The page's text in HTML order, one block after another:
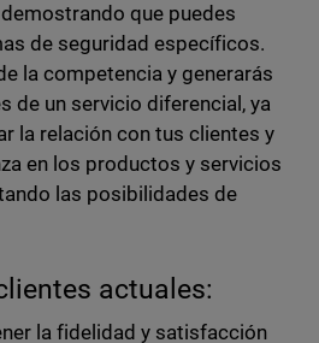
que puedes
de seguridad específicos.
la competencia y generarás
de un servicio diferencial, ya
la relación con tus clientes y
en los productos y servicios
las posibilidades de
actuales:
la fidelidad y satisfacción